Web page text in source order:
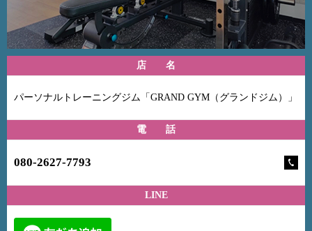
店 名
パーソナルトレーニングジム「GRAND GYM（グランドジム）」
電 話
080-2627-7793
LINE